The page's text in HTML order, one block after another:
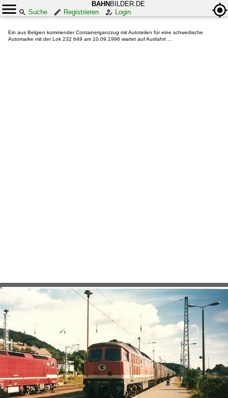
BAHN BILDER.DE
Suche
Registrieren Login
Ein aus Belgien kommender Containerganzzug mit Autoteilen für eine schwedische
Automarke mit der Lok 232 649 am 10.09.1996 wartet auf Ausfahrt ...